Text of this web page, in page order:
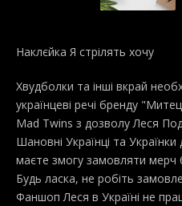
Наклєйка Я стрілять хочу
Хвудболки та інші вкрай
українцеві речі бренду
Mad Twins з дозволу Леся
Шановні Українці та Українки
маєте змогу замовляти мерч
Будь ласка, не робіть
Фаншоп Леся в Україні не